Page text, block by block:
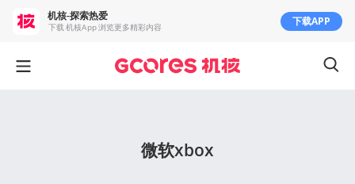
微软xbox
机核-探索热爱
下载 机核App 浏览更多精彩内容 下载APP